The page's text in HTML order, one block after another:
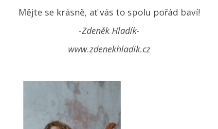
Mějte se krásně, ať vás to spolu pořád baví!
-Zdeněk Hladík-
www.zdenekhladik.cz